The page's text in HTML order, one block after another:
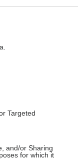
Targeted
and/or Sharing
for which it
η Πράξη
με
δράση κατά